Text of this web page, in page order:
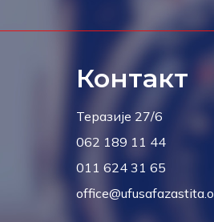
Контакт
Теразије 27/6
062 189 11 44
011 624 31 65